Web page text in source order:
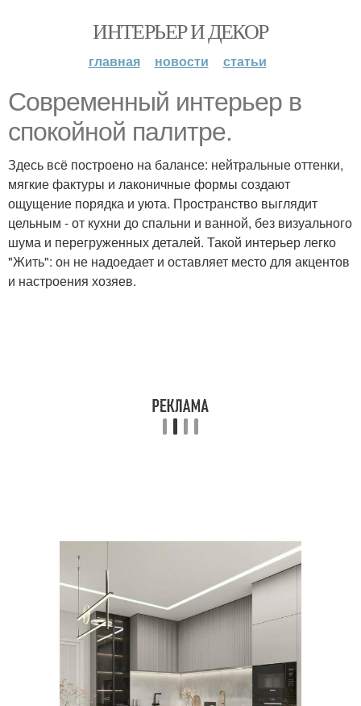
ИНТЕРЬЕР И ДЕКОР
главная новости статьи
Современный интерьер в
спокойной палитре.
Здесь всё построено на балансе: нейтральные оттенки,
мягкие фактуры и лаконичные формы создают
ощущение порядка и уюта. Пространство выглядит
цельным - от кухни до спальни и ванной, без визуального
шума и перегруженных деталей. Такой интерьер легко
"Жить": он не надоедает и оставляет место для акцентов
и настроения хозяев.